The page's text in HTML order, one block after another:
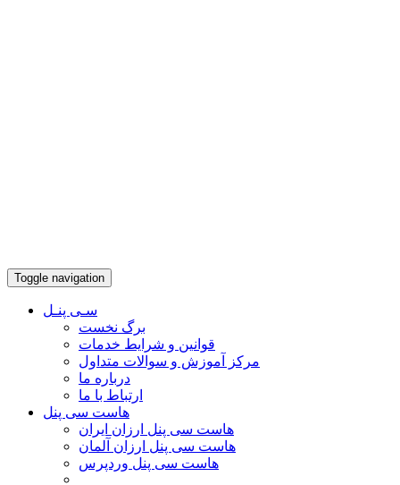
Toggle navigation
سـی پنـل
برگ نخست
قوانین و شرایط خدمات
مرکز آموزش و سوالات متداول
درباره ما
ارتباط با ما
هاست سی پنل
هاست سی پنل ارزان ایران
هاست سی پنل ارزان آلمان
هاست سی پنل وردپرس